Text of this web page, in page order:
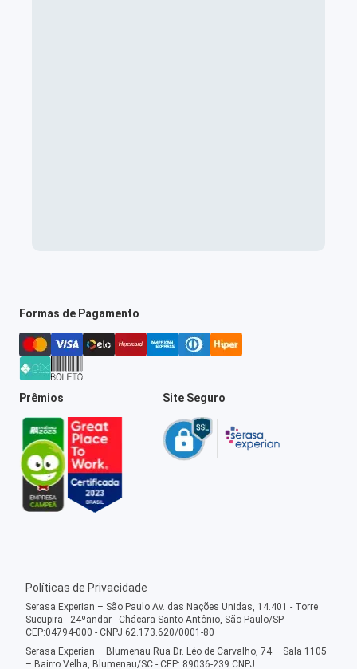
Formas de Pagamento
Prêmios Site Seguro
Políticas de Privacidade
Serasa Experian – São Paulo Av. das Nações Unidas, 14.401 - Torre
Sucupira - 24ºandar - Chácara Santo Antônio, São Paulo/SP -
CEP:04794-000 - CNPJ 62.173.620/0001-80
Serasa Experian – Blumenau Rua Dr. Léo de Carvalho, 74 – Sala 1105
– Bairro Velha, Blumenau/SC - CEP: 89036-239 CNPJ